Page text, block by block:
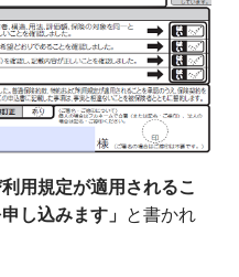
用規定が適用されるこ
し込みます」 と書かれ